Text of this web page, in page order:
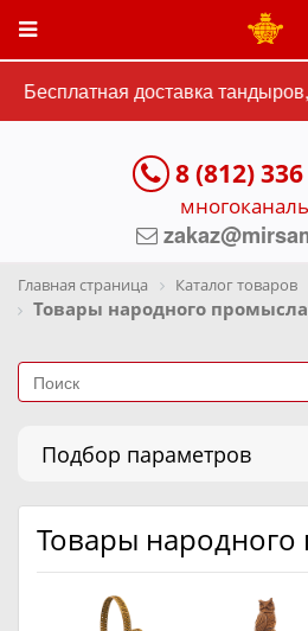
доставка тандыров,
8 (812) 336
Главная страница Каталог товаров
Товары народного промысла
Подбор параметров
Товары